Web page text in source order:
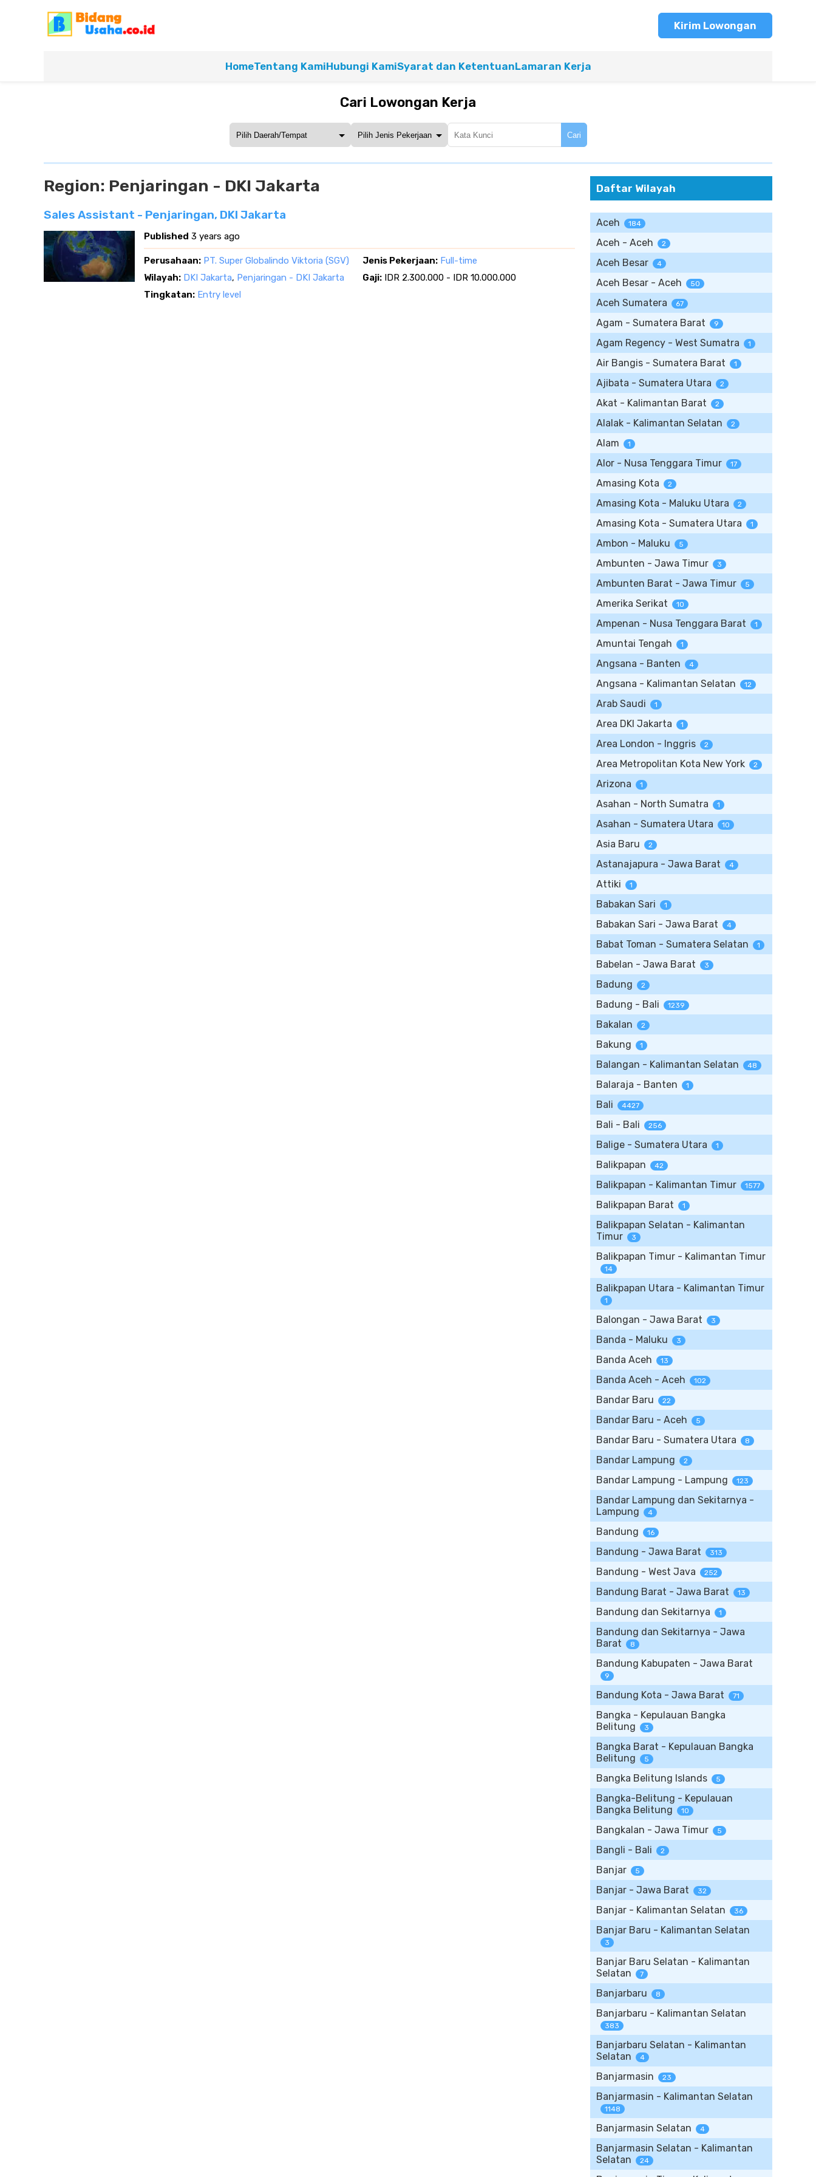
Kirim Lowongan
HomeTentang KamiHubungi KamiSyarat dan KetentuanLamaran Kerja
Cari Lowongan Kerja
Cari
Region: Penjaringan - DKI Jakarta
Sales Assistant - Penjaringan, DKI Jakarta
Published 3 years ago
Perusahaan: PT. Super Globalindo Viktoria (SGV) Jenis Pekerjaan: Full-time
Wilayah: DKI Jakarta, Penjaringan - DKI Jakarta Gaji: IDR 2.300.000 - IDR 10.000.000
Tingkatan: Entry level
Daftar Wilayah
Aceh 184
Aceh - Aceh 2
Aceh Besar 4
Aceh Besar - Aceh 50
Aceh Sumatera 67
Agam - Sumatera Barat 9
Agam Regency - West Sumatra 1
Air Bangis - Sumatera Barat 1
Ajibata - Sumatera Utara 2
Akat - Kalimantan Barat 2
Alalak - Kalimantan Selatan 2
Alam 1
Alor - Nusa Tenggara Timur 17
Amasing Kota 2
Amasing Kota - Maluku Utara 2
Amasing Kota - Sumatera Utara 1
Ambon - Maluku 5
Ambunten - Jawa Timur 3
Ambunten Barat - Jawa Timur 5
Amerika Serikat 10
Ampenan - Nusa Tenggara Barat 1
Amuntai Tengah 1
Angsana - Banten 4
Angsana - Kalimantan Selatan 12
Arab Saudi 1
Area DKI Jakarta 1
Area London - Inggris 2
Area Metropolitan Kota New York 2
Arizona 1
Asahan - North Sumatra 1
Asahan - Sumatera Utara 10
Asia Baru 2
Astanajapura - Jawa Barat 4
Attiki 1
Babakan Sari 1
Babakan Sari - Jawa Barat 4
Babat Toman - Sumatera Selatan 1
Babelan - Jawa Barat 3
Badung 2
Badung - Bali 1239
Bakalan 2
Bakung 1
Balangan - Kalimantan Selatan 48
Balaraja - Banten 1
Bali 4427
Bali - Bali 256
Balige - Sumatera Utara 1
Balikpapan 42
Balikpapan - Kalimantan Timur 1577
Balikpapan Barat 1
Balikpapan Selatan - Kalimantan
Timur
3
Balikpapan Timur - Kalimantan Timur
14
Balikpapan Utara - Kalimantan Timur
1
Balongan - Jawa Barat 3
Banda - Maluku 3
Banda Aceh 13
Banda Aceh - Aceh 102
Bandar Baru 22
Bandar Baru - Aceh 5
Bandar Baru - Sumatera Utara 8
Bandar Lampung 2
Bandar Lampung - Lampung 123
Bandar Lampung dan Sekitarnya -
Lampung
4
Bandung 16
Bandung - Jawa Barat 313
Bandung - West Java 252
Bandung Barat - Jawa Barat 13
Bandung dan Sekitarnya 1
Bandung dan Sekitarnya - Jawa
Barat
8
Bandung Kabupaten - Jawa Barat
9
Bandung Kota - Jawa Barat 71
Bangka - Kepulauan Bangka
Belitung
3
Bangka Barat - Kepulauan Bangka
Belitung
5
Bangka Belitung Islands 5
Bangka-Belitung - Kepulauan
Bangka Belitung
10
Bangkalan - Jawa Timur 5
Bangli - Bali 2
Banjar 5
Banjar - Jawa Barat 32
Banjar - Kalimantan Selatan 36
Banjar Baru - Kalimantan Selatan
3
Banjar Baru Selatan - Kalimantan
Selatan
7
Banjarbaru 8
Banjarbaru - Kalimantan Selatan
383
Banjarbaru Selatan - Kalimantan
Selatan
4
Banjarmasin 23
Banjarmasin - Kalimantan Selatan
1148
Banjarmasin Selatan 4
Banjarmasin Selatan - Kalimantan
Selatan
24